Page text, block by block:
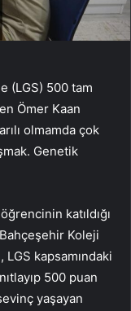
(LGS) 500 tam
Ömer Kaan
olmamda çok
Genetik
katıldığı
Koleji
LGS kapsamındaki
500 puan
yaşayan